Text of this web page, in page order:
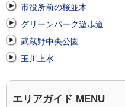
市役所前の桜並木
グリーンパーク遊歩道
武蔵野中央公園
玉川上水
エリアガイド MENU